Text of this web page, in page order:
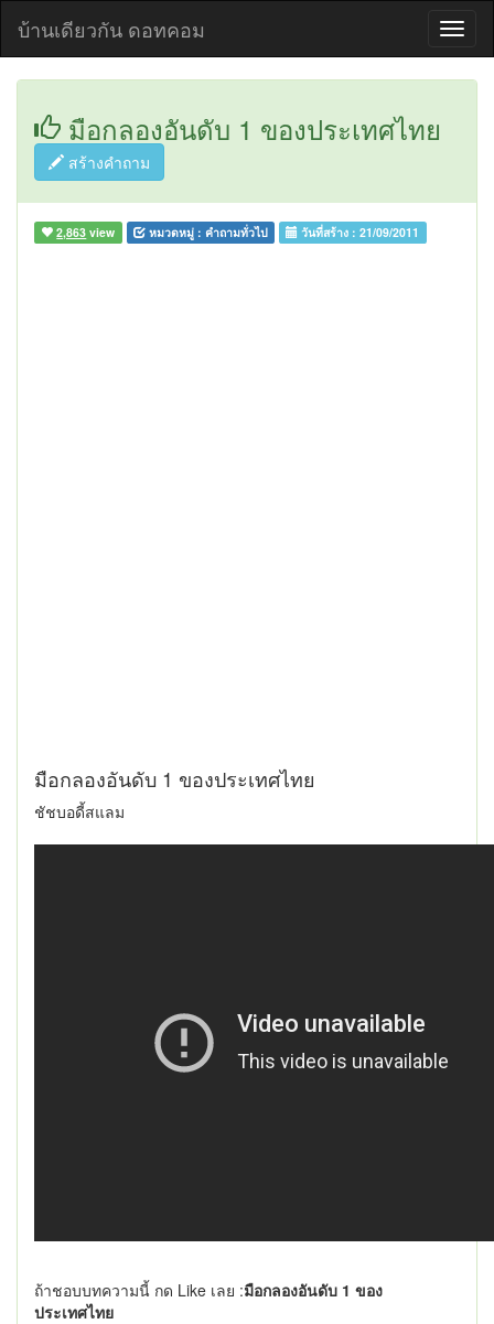
บ้านเดียวกัน ดอทคอม
มือกลองอันดับ 1 ของประเทศไทย
สร้างคำถาม
2,863 view หมวดหมู่ : คำถามทั่วไป วันที่สร้าง :21/09/2011
มือกลองอันดับ 1 ของประเทศไทย
ชัชบอดี้สแลม
ถ้าชอบบทความนี้ กด Like เลย :มือกลองอันดับ 1 ของ
ประเทศไทย